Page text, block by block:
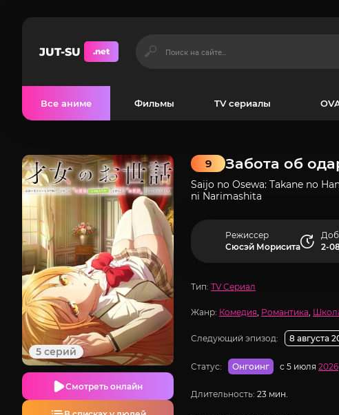
JUT-SU .net
Все аниме Фильмы TV сериалы
Забота об
9
Saijo no Osewa: Takane no
ni Narimashita
5 серий
Смотреть онлайн
Режиссер
Сюсэй Морисита
2-
Тип: TV Сериал
Жанр: Комедия, Романтика,
Следующий эпизод: 8 августа
Статус: Онгоинг с 5 июля 2026
Длительность: 23 мин.